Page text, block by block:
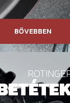
BŐVEBBEN